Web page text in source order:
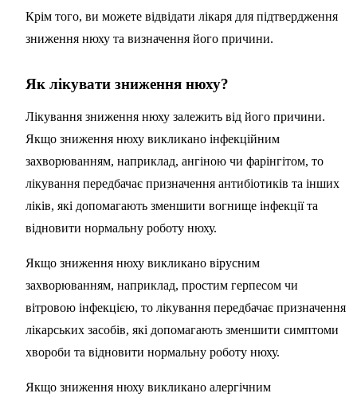
Крім того, ви можете відвідати лікаря для підтвердження
зниження нюху та визначення його причини.
Як лікувати зниження нюху?
Лікування зниження нюху залежить від його причини.
Якщо зниження нюху викликано інфекційним
захворюванням, наприклад, ангіною чи фарінгітом, то
лікування передбачає призначення антибіотиків та інших
ліків, які допомагають зменшити вогнище інфекції та
відновити нормальну роботу нюху.
Якщо зниження нюху викликано вірусним
захворюванням, наприклад, простим герпесом чи
вітровою інфекцією, то лікування передбачає призначення
лікарських засобів, які допомагають зменшити симптоми
хвороби та відновити нормальну роботу нюху.
Якщо зниження нюху викликано алергічним